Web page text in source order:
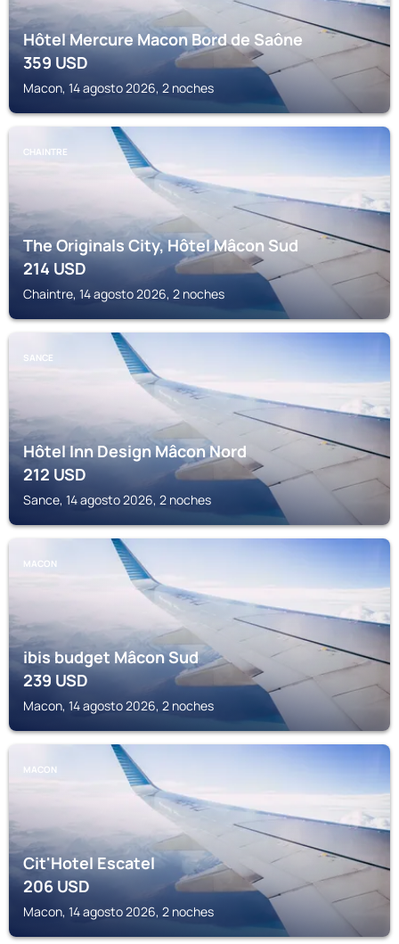
Hôtel Mercure Macon Bord de Saône
359USD
Macon, 14 agosto 2026, 2 noches
CHAINTRE
The Originals City, Hôtel Mâcon Sud
214USD
Chaintre, 14 agosto 2026, 2 noches
SANCE
Hôtel Inn Design Mâcon Nord
212USD
Sance, 14 agosto 2026, 2 noches
MACON
ibis budget Mâcon Sud
239USD
Macon, 14 agosto 2026, 2 noches
MACON
Cit'Hotel Escatel
206USD
Macon, 14 agosto 2026, 2 noches